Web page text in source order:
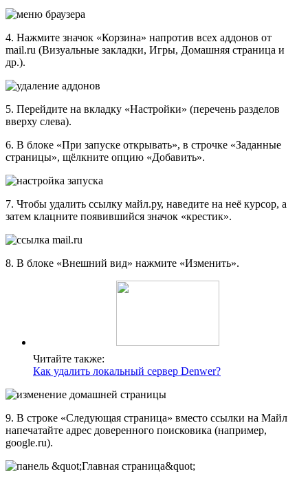
4. Нажмите значок «Корзина» напротив всех аддонов от
mail.ru (Визуальные закладки, Игры, Домашняя страница и
др.).
5. Перейдите на вкладку «Настройки» (перечень разделов
вверху слева).
6. В блоке «При запуске открывать», в строчке «Заданные
страницы», щёлкните опцию «Добавить».
7. Чтобы удалить ссылку майл.ру, наведите на неё курсор, а
затем клацните появившийся значок «крестик».
8. В блоке «Внешний вид» нажмите «Изменить».
Читайте также:
Как удалить локальный сервер Denwer?
9. В строке «Следующая страница» вместо ссылки на Майл
напечатайте адрес доверенного поисковика (например,
google.ru).